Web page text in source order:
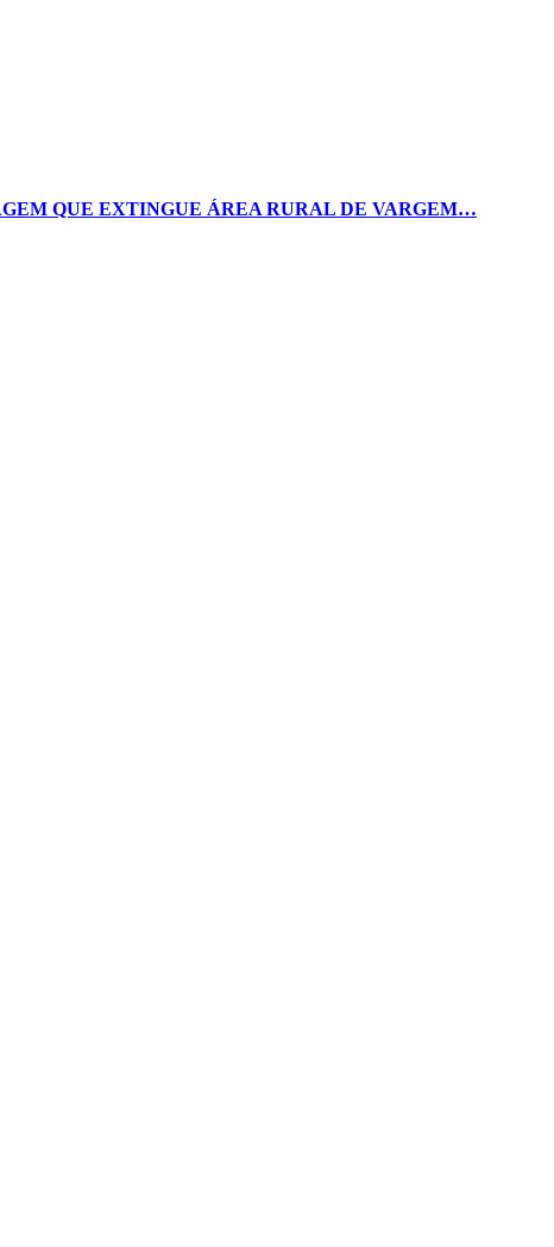
QUE EXTINGUE ÁREA RURAL DE VARGEM…